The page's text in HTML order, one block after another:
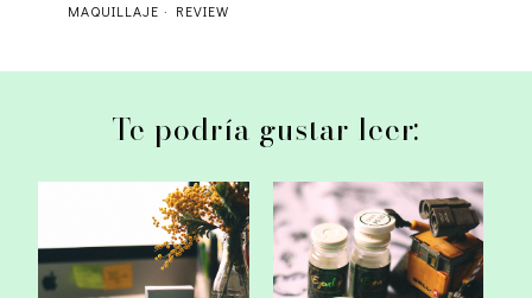
MAQUILLAJE · REVIEW
Te podría gustar leer:
Review: Q-depot / NoTS
Lensvillage review: Geo